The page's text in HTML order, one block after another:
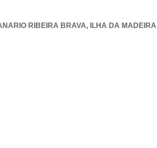
RIBEIRA BRAVA, ILHA DA MADEIRA